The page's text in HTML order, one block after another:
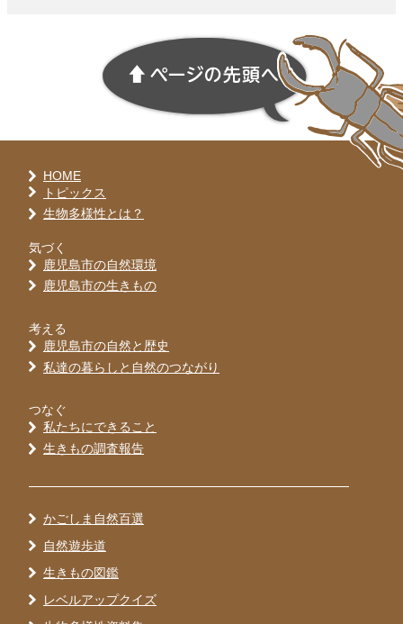
HOME
トピックス
生物多様性とは？
気づく
鹿児島市の自然環境
鹿児島市の生きもの
考える
鹿児島市の自然と歴史
私達の暮らしと自然のつながり
つなぐ
私たちにできること
生きもの調査報告
かごしま自然百選
自然遊歩道
生きもの図鑑
レベルアップクイズ